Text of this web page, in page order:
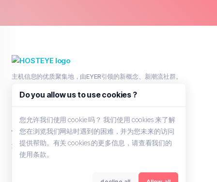
主机信息的优质聚集地，由EYER引领的新概念、新潮流社群。
主页
浏览全部
服务
工单支持
其他
HOSTEYE
Do you allow us to use cookies ?
您允许我们使用 cookie 吗？ 我们使用 cookies 来了解
您在浏览我们网站时遇到的困难，并为您未来的访问
提供帮助。有关 cookies 的更多信息，请查看我们的
使用条款。